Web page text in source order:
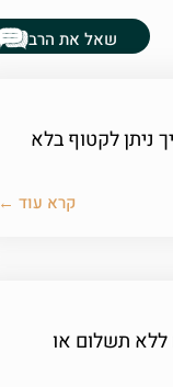
שאל את הרב
ניתן לקטוף בלא
קרא עוד ←
תשלום או